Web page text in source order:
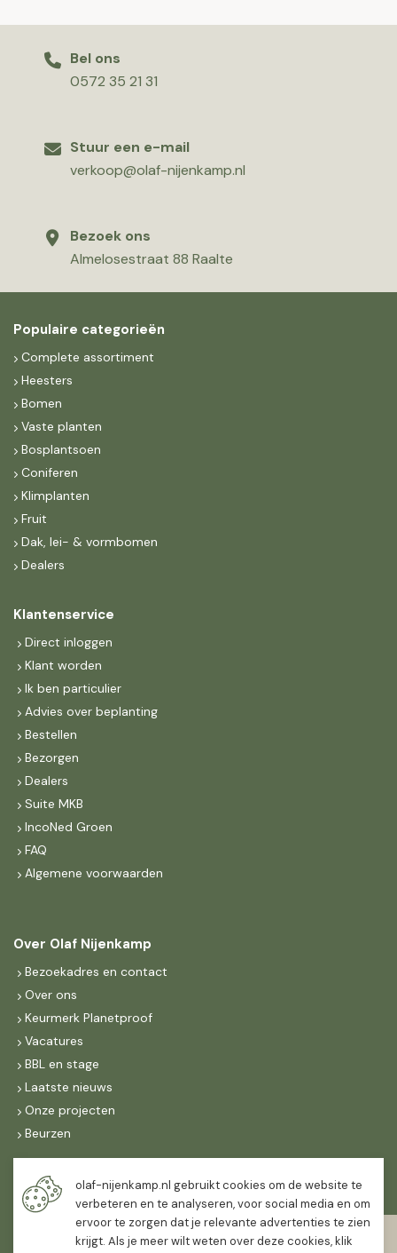
Bel ons
0572 35 21 31
Stuur een e-mail
verkoop@olaf-nijenkamp.nl
Bezoek ons
Almelosestraat 88 Raalte
Populaire categorieën
Complete assortiment
Heesters
Bomen
Vaste planten
Bosplantsoen
Coniferen
Klimplanten
Fruit
Dak, lei- & vormbomen
Dealers
Klantenservice
Direct inloggen
Klant worden
Ik ben particulier
Advies over beplanting
Bestellen
Bezorgen
Dealers
Suite MKB
IncoNed Groen
FAQ
Algemene voorwaarden
Over Olaf Nijenkamp
Bezoekadres en contact
Over ons
Keurmerk Planetproof
Vacatures
BBL en stage
Laatste nieuws
Onze projecten
Beurzen
Maandag t/m vrijdag
07:30-
16:30
olaf-nijenkamp.nl gebruikt cookies om de website te
verbeteren en te analyseren, voor social media en om
ervoor te zorgen dat je relevante advertenties te zien
krijgt. Als je meer wilt weten over deze cookies, klik